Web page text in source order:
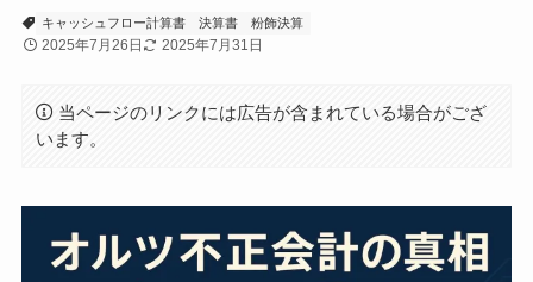
キャッシュフロー計算書 決算書 粉飾決算
2025年7月26日 2025年7月31日
当ページのリンクには広告が含まれている場合がござ
います。